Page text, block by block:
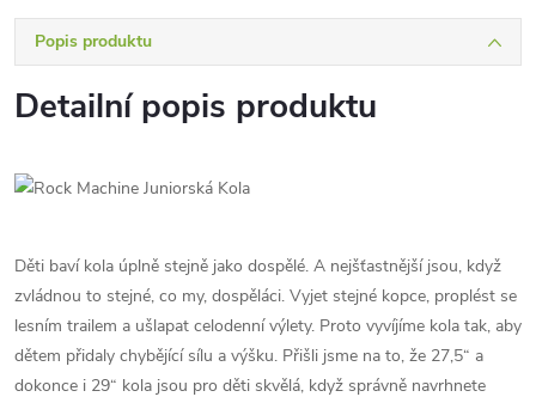
Popis produktu
Detailní popis produktu
Děti baví kola úplně stejně jako dospělé. A nejšťastnější jsou, když
zvládnou to stejné, co my, dospěláci. Vyjet stejné kopce, proplést se
lesním trailem a ušlapat celodenní výlety. Proto vyvíjíme kola tak, aby
dětem přidaly chybějící sílu a výšku. Přišli jsme na to, že 27,5“ a
dokonce i 29“ kola jsou pro děti skvělá, když správně navrhnete